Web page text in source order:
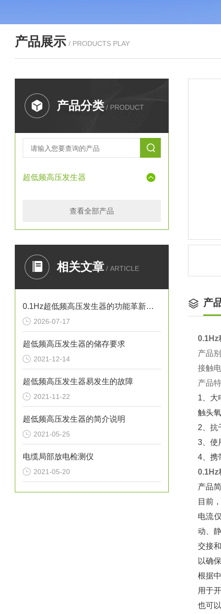
产品展示 / PRODUCTS PLAY
产品分类 / PRODUCT
超低频高压发生器
查看全部产品
相关文章 / ARTICLE
0.1Hz超低频高压发生器的功能革新与工程价值
2026-07-17
超低频高压发生器的储存要求
2021-12-14
超低频高压发生器易发生的故障
2021-11-22
超低频高压发生器的简介说明
2021-05-25
电缆局部放电检测仪
2021-05-20
产
0.1Hz
产品
接触
产品
1、大
触头
2、抗
3、使
4、携
0.1Hz
产品
目前
电流
动、
交接
以确
根据
用于
也可